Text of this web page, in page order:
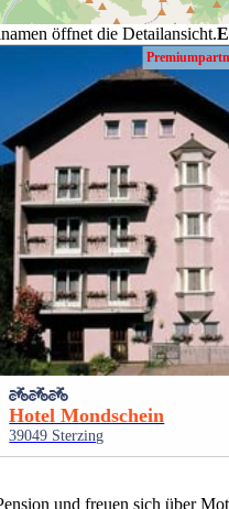
öffnet die Detailansicht.
Hotel Mondschein
39049 Sterzing
und freuen sich über